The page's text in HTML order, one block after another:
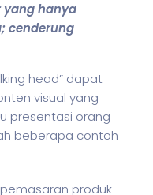
yang hanya
cenderung
head” dapat
visual yang
presentasi orang
beberapa contoh
produk